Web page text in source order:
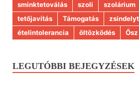
sminktetoválás
szoli szolárium
tetőjavítás
Támogatás
ételintolerancia
öltözködés Ősz
LEGUTÓBBI BEJEGYZÉSEK